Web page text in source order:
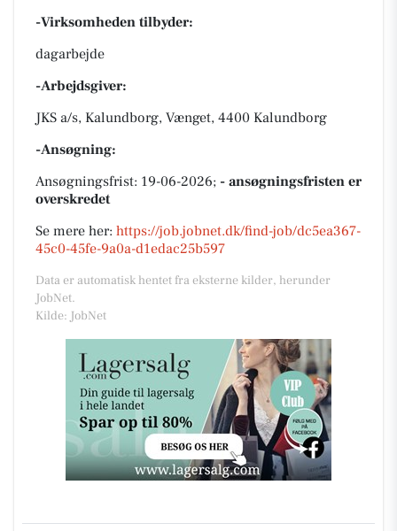
-Virksomheden tilbyder:
dagarbejde
-Arbejdsgiver:
JKS a/s, Kalundborg, Vænget, 4400 Kalundborg
-Ansøgning:
Ansøgningsfrist: 19-06-2026; - ansøgningsfristen er
overskredet
Se mere her: https://job.jobnet.dk/find-job/dc5ea367-
45c0-45fe-9a0a-d1edac25b597
Data er automatisk hentet fra eksterne kilder, herunder
JobNet.
Kilde: JobNet